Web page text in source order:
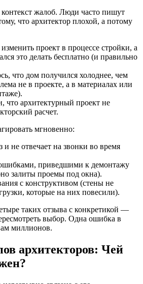
жалоб. Люди часто пишут
что архитектор плохой, а потому
проект в процессе стройки, а
это делать бесплатно (и правильно
что дом получился холоднее, чем
не в проекте, а в материалах или
что архитектурный проект не
расчет.
мгновенно:
и не отвечает на звонки во время
приведшими к демонтажу
залиты проемы под окна).
с конструктивом (стены не
которые на них повесили).
таких отзыва с конкретикой —
выбор. Одна ошибка в
миллионов.
архитекторов: Чей